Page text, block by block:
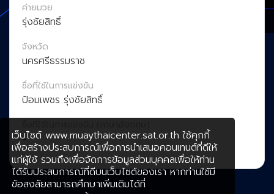
เว็บไซต์ www.muaythaicenter.sat.or.th ใช้คุกกี้
เพื่อสร้างประสบการณ์เพื่อการนำเสนอคอนเทนต์ที่ดีให้
แก่ผู้ใช้ รวมถึงเพื่อจัดการข้อมูลส่วนบุคคลเพื่อให้ท่าน
ได้รับประสบการณ์ที่ดีบนเว็บไซต์ของเรา หากท่านใช้มี
ข้อสงสัยสามารถศึกษาเพิ่มเติมได้ที่
ค่ายมวย
รุ่งชัยสิทธิ์
จังหวัด
นครศรีธรรมราช
ชื่อที่ใช้ในการแข่งขัน
ป้อมเพชร รุ่งชัยสิทธิ์
-